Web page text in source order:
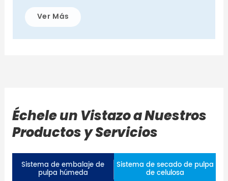
Ver Más
Échele un Vistazo a Nuestros
Productos y Servicios
Sistema de embalaje de
pulpa húmeda
Sistema de secado de pulpa
de celulosa